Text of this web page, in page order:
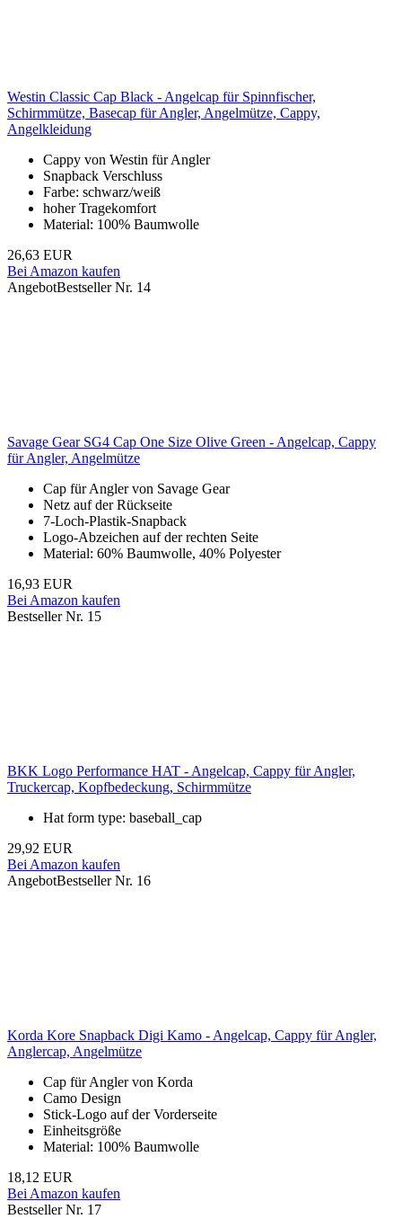
Westin Classic Cap Black - Angelcap für Spinnfischer,
Schirmmütze, Basecap für Angler, Angelmütze, Cappy,
Angelkleidung
Cappy von Westin für Angler
Snapback Verschluss
Farbe: schwarz/weiß
hoher Tragekomfort
Material: 100% Baumwolle
26,63 EUR
Bei Amazon kaufen
AngebotBestseller Nr. 14
Savage Gear SG4 Cap One Size Olive Green - Angelcap, Cappy
für Angler, Angelmütze
Cap für Angler von Savage Gear
Netz auf der Rückseite
7-Loch-Plastik-Snapback
Logo-Abzeichen auf der rechten Seite
Material: 60% Baumwolle, 40% Polyester
16,93 EUR
Bei Amazon kaufen
Bestseller Nr. 15
BKK Logo Performance HAT - Angelcap, Cappy für Angler,
Truckercap, Kopfbedeckung, Schirmmütze
Hat form type: baseball_cap
29,92 EUR
Bei Amazon kaufen
AngebotBestseller Nr. 16
Korda Kore Snapback Digi Kamo - Angelcap, Cappy für Angler,
Anglercap, Angelmütze
Cap für Angler von Korda
Camo Design
Stick-Logo auf der Vorderseite
Einheitsgröße
Material: 100% Baumwolle
18,12 EUR
Bei Amazon kaufen
Bestseller Nr. 17